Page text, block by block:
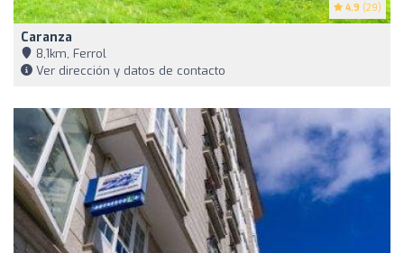
4.9 (29)
Caranza
8,1km, Ferrol
Ver dirección y datos de contacto